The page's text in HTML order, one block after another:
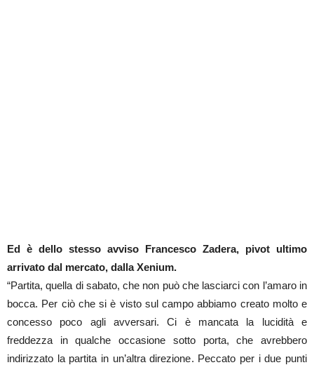
Ed è dello stesso avviso Francesco Zadera, pivot ultimo
arrivato dal mercato, dalla Xenium.
“Partita, quella di sabato, che non può che lasciarci con l’amaro in
bocca. Per ciò che si è visto sul campo abbiamo creato molto e
concesso poco agli avversari. Ci è mancata la lucidità e
freddezza in qualche occasione sotto porta, che avrebbero
indirizzato la partita in un’altra direzione. Peccato per i due punti